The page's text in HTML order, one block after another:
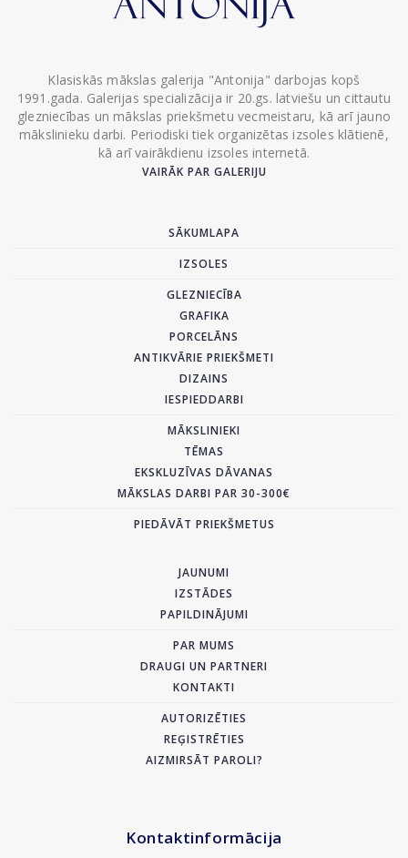
Klasiskās mākslas galerija "Antonija" darbojas kopš
1991.gada. Galerijas specializācija ir 20.gs. latviešu un cittautu
glezniecības un mākslas priekšmetu vecmeistaru, kā arī jauno
mākslinieku darbi. Periodiski tiek organizētas izsoles klātienē,
kā arī vairākdienu izsoles internetā.
VAIRĀK PAR GALERIJU
SĀKUMLAPA
IZSOLES
GLEZNIECĪBA
GRAFIKA
PORCELĀNS
ANTIKVĀRIE PRIEKŠMETI
DIZAINS
IESPIEDDARBI
MĀKSLINIEKI
TĒMAS
EKSKLUZĪVAS DĀVANAS
MĀKSLAS DARBI PAR 30-300€
PIEDĀVĀT PRIEKŠMETUS
JAUNUMI
IZSTĀDES
PAPILDINĀJUMI
PAR MUMS
DRAUGI UN PARTNERI
KONTAKTI
AUTORIZĒTIES
REĢISTRĒTIES
AIZMIRSĀT PAROLI?
Kontaktinformācija